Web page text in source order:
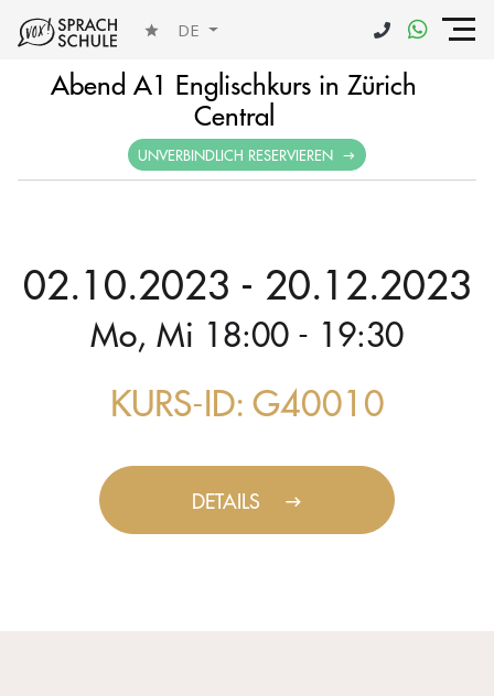
DE
Abend A1 Englischkurs in Zürich
Central
UNVERBINDLICH RESERVIEREN
02.10.2023 - 20.12.2023
Mo, Mi 18:00 - 19:30
KURS-ID: G40010
DETAILS